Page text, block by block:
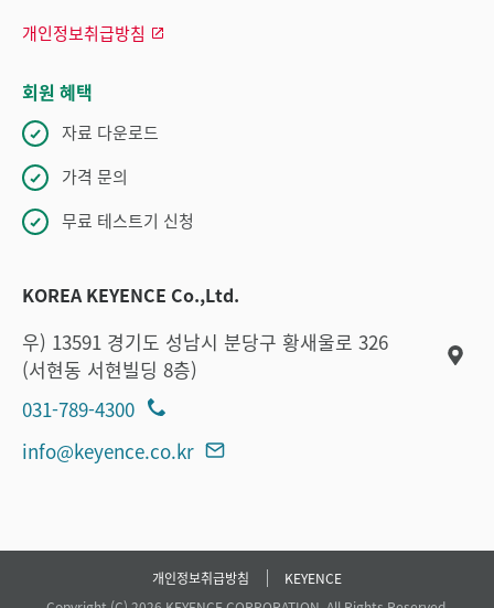
개인정보취급방침
회원 혜택
자료 다운로드
가격 문의
무료 테스트기 신청
KOREA KEYENCE Co.,Ltd.
우) 13591 경기도 성남시 분당구 황새울로 326
(서현동 서현빌딩 8층)
031-789-4300
info@keyence.co.kr
개인정보취급방침
KEYENCE